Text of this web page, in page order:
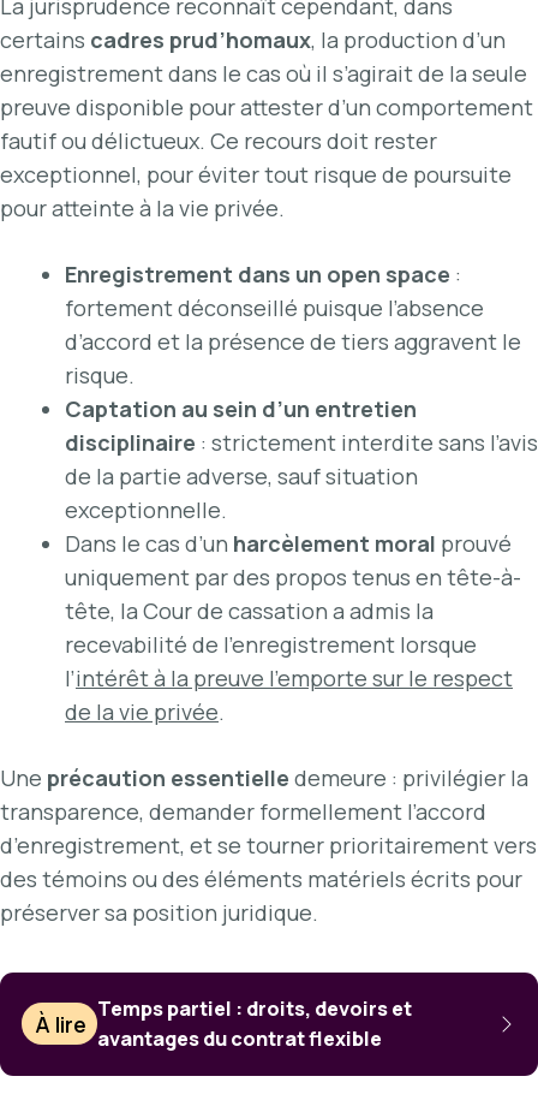
certains cadres prud’homaux, la production d’un
enregistrement dans le cas où il s’agirait de la seule
preuve disponible pour attester d’un comportement
fautif ou délictueux. Ce recours doit rester
exceptionnel, pour éviter tout risque de poursuite
pour atteinte à la vie privée.
Enregistrement dans un open space :
fortement déconseillé puisque l’absence
d’accord et la présence de tiers aggravent le
risque.
Captation au sein d’un entretien
disciplinaire : strictement interdite sans l’avis
de la partie adverse, sauf situation
exceptionnelle.
Dans le cas d’un harcèlement moral prouvé
uniquement par des propos tenus en tête-à-
tête, la Cour de cassation a admis la
recevabilité de l’enregistrement lorsque
l’intérêt à la preuve l’emporte sur le respect
de la vie privée.
Une précaution essentielle demeure : privilégier la
transparence, demander formellement l’accord
d’enregistrement, et se tourner prioritairement vers
des témoins ou des éléments matériels écrits pour
préserver sa position juridique.
À lire
Temps partiel : droits, devoirs et
avantages du contrat flexible